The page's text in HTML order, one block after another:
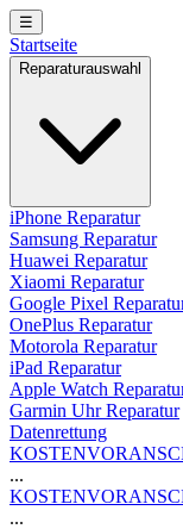
☰
Startseite
Reparaturauswahl
iPhone Reparatur
Samsung Reparatur
Huawei Reparatur
Xiaomi Reparatur
Google Pixel
OnePlus Reparatur
Motorola Reparatur
iPad Reparatur
Apple Watch
Garmin Uhr Reparatur
Datenrettung
...
...